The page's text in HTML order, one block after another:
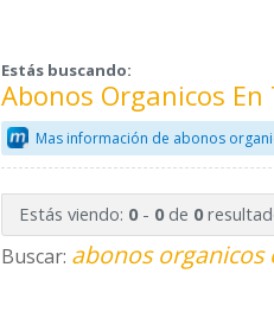
Estás buscando:
Abonos Organicos
Mas información de abonos
Estás viendo: 0- 0de 0
Buscar: abonos organicos